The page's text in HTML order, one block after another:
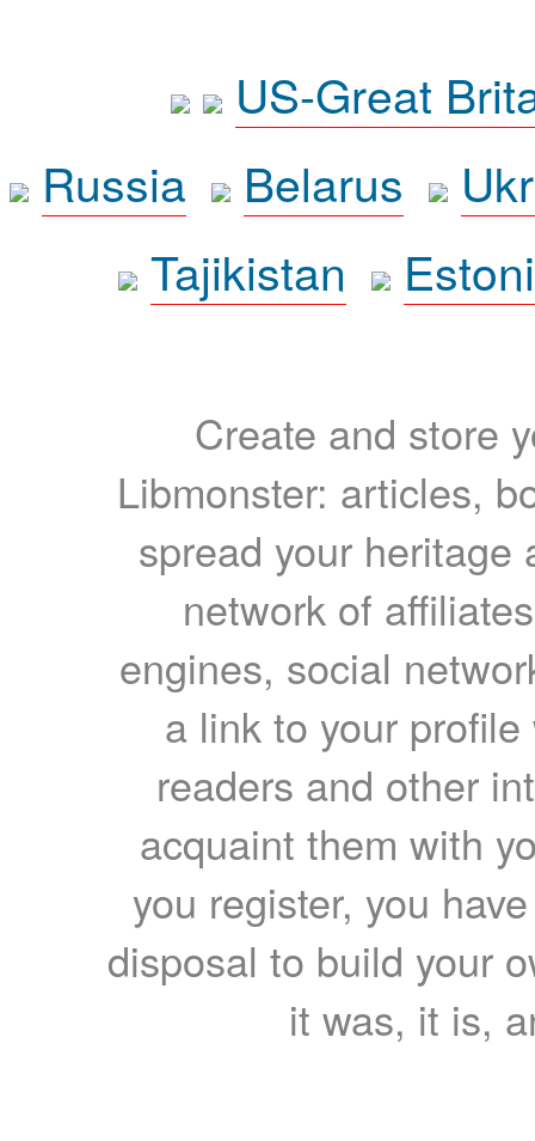
US-Great
Russia
Belarus
Tajikistan
Create and store
Libmonster: articles,
spread your heritage
network of
engines, social
a link to your
readers and other
acquaint them with
you register, you
disposal to build your
it was, it is,